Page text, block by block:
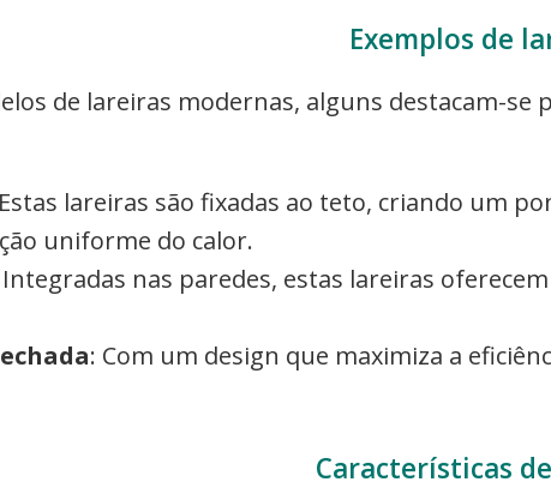
Exemplos de
de lareiras modernas, alguns destacam-
lareiras são fixadas ao teto, criando um
uniforme do calor.
Integradas nas paredes, estas lareiras
: Com um design que maximiza a
Características